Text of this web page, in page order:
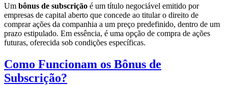
Um bônus de subscrição é um título negociável emitido por
empresas de capital aberto que concede ao titular o direito de
comprar ações da companhia a um preço predefinido, dentro de um
prazo estipulado. Em essência, é uma opção de compra de ações
futuras, oferecida sob condições específicas.
Como Funcionam os Bônus de
Subscrição?